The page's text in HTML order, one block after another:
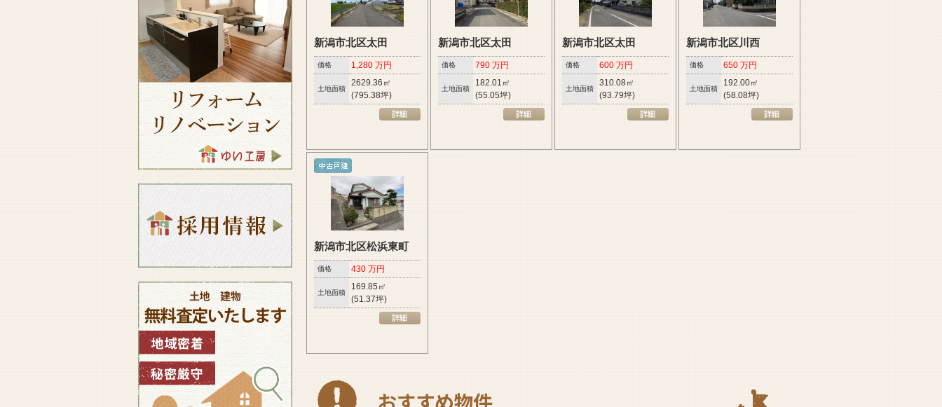
新潟市北区太田
価格 1,280 万円
土地面積
2629.36㎡
(795.38坪)
新潟市北区太田
価格 790 万円
土地面積
182.01㎡
(55.05坪)
新潟市北区太田
価格 600 万円
土地面積
310.08㎡
(93.79坪)
新潟市北区川西
価格 650 万円
土地面積
192.00㎡
(58.08坪)
新潟市北区松浜東町
価格 430 万円
土地面積
169.85㎡
(51.37坪)